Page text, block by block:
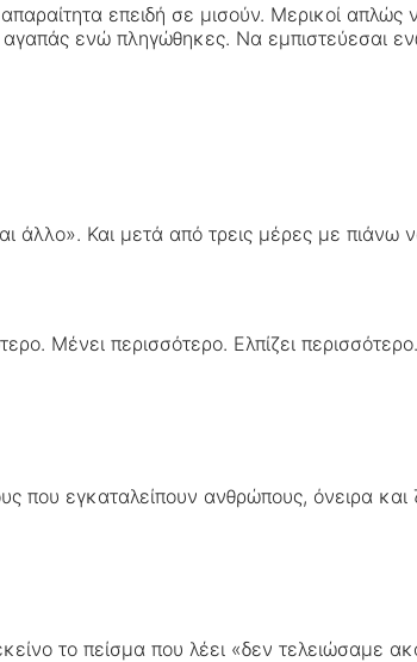
επειδή σε μισούν. Μερικοί
ενώ πληγώθηκες. Να εμπιστεύεσαι
Και μετά από τρεις μέρες με πιάνω
Μένει περισσότερο. Ελπίζει
που εγκαταλείπουν ανθρώπους, όνειρα
το πείσμα που λέει «δεν τελειώσαμε